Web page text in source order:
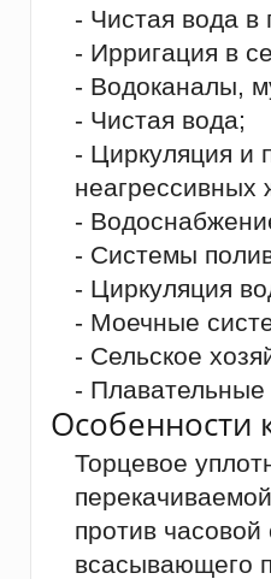
- Чистая вода
- Ирригация в
- Водоканалы,
- Чистая вода;
- Циркуляция и
неагрессивных
-
- Системы
- Циркуляция
- Моечные
- Сельское
-
Особенности
Торцевое
против
всасывающего